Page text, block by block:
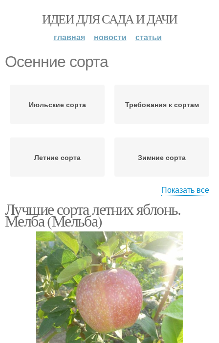
ИДЕИ ДЛЯ САДА И ДАЧИ
главная новости статьи
Осенние сорта
Июльские сорта Требования к сортам
Летние сорта Зимние сорта
Сочные сорта Ранние сорта
Морозоустойчивые
сорта
Поздние сорта
Популярные сорта Твердые сорта
Показать все
Лучшие сорта летних яблонь.
Мелба (Мельба)